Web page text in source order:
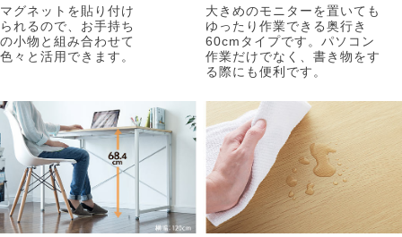
マグネットを貼り付け
られるので、お手持ち
の小物と組み合わせて
色々と活用できます。
大きめのモニターを置いても
ゆったり作業できる奥行き
60cmタイプです。パソコン
作業だけでなく、書き物をす
る際にも便利です。